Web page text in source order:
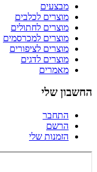
מבצעים
מוצרים לכלבים
מוצרים לחתולים
מוצרים למכרסמים
מוצרים לציפורים
מוצרים לדגים
מאמרים
החשבון שלי
התחבר
הרשם
הזמנות שלי